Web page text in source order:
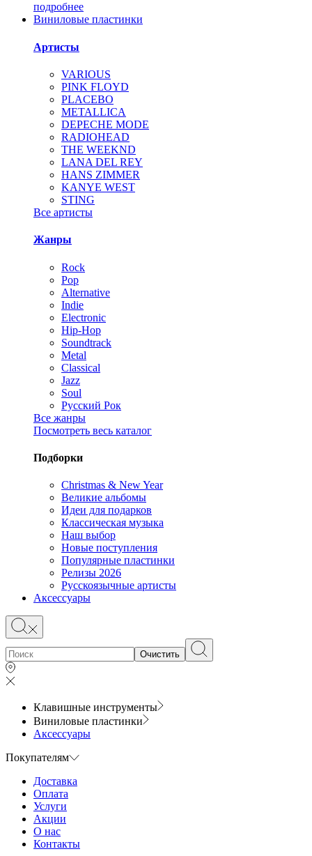
подробнее
Виниловые пластинки
Артисты
VARIOUS
PINK FLOYD
PLACEBO
METALLICA
DEPECHE MODE
RADIOHEAD
THE WEEKND
LANA DEL REY
HANS ZIMMER
KANYE WEST
STING
Все артисты
Жанры
Rock
Pop
Alternative
Indie
Electronic
Hip-Hop
Soundtrack
Metal
Classical
Jazz
Soul
Русский Рок
Все жанры
Посмотреть весь каталог
Подборки
Christmas & New Year
Великие альбомы
Идеи для подарков
Классическая музыка
Наш выбор
Новые поступления
Популярные пластинки
Релизы 2026
Русскоязычные артисты
Аксессуары
Очистить
Клавишные инструменты
Виниловые пластинки
Аксессуары
Покупателям
Доставка
Оплата
Услуги
Акции
О нас
Контакты